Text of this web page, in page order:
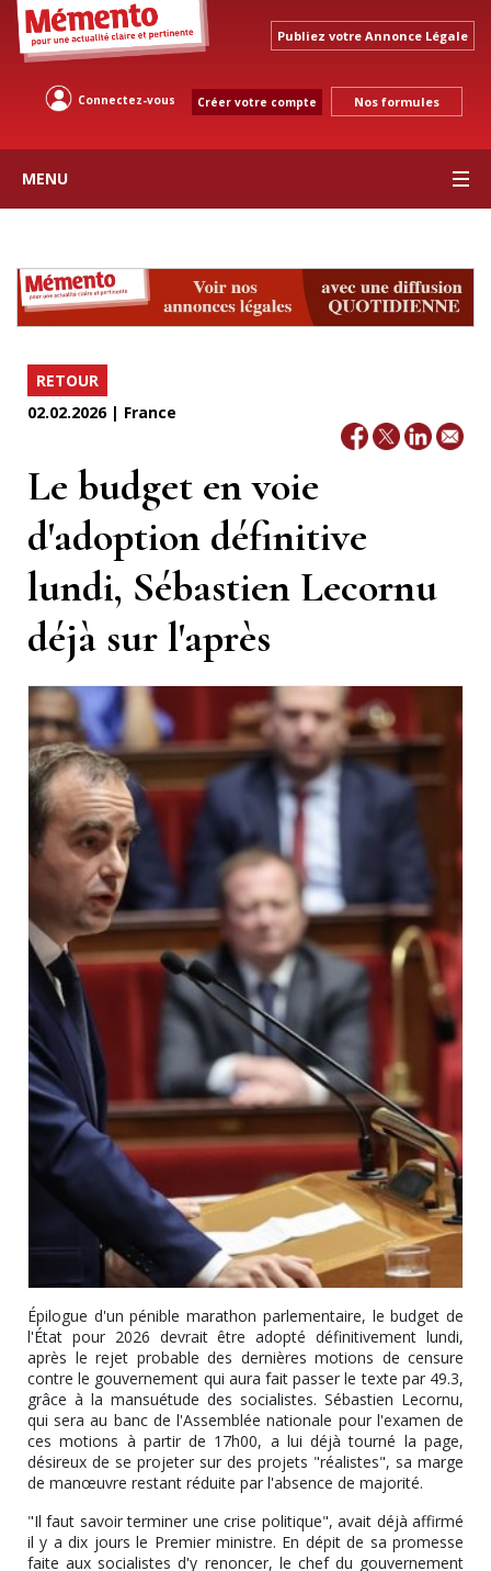
Publiez votre Annonce Légale
Connectez-vous Créer votre compte Nos formules
MENU
RETOUR
02.02.2026 | France
Le budget en voie
d'adoption définitive
lundi, Sébastien Lecornu
déjà sur l'après
Épilogue d'un pénible marathon parlementaire, le budget de
l'État pour 2026 devrait être adopté définitivement lundi,
après le rejet probable des dernières motions de censure
contre le gouvernement qui aura fait passer le texte par 49.3,
grâce à la mansuétude des socialistes. Sébastien Lecornu,
qui sera au banc de l'Assemblée nationale pour l'examen de
ces motions à partir de 17h00, a lui déjà tourné la page,
désireux de se projeter sur des projets "réalistes", sa marge
de manœuvre restant réduite par l'absence de majorité.
"Il faut savoir terminer une crise politique", avait déjà affirmé
il y a dix jours le Premier ministre. En dépit de sa promesse
faite aux socialistes d'y renoncer, le chef du gouvernement